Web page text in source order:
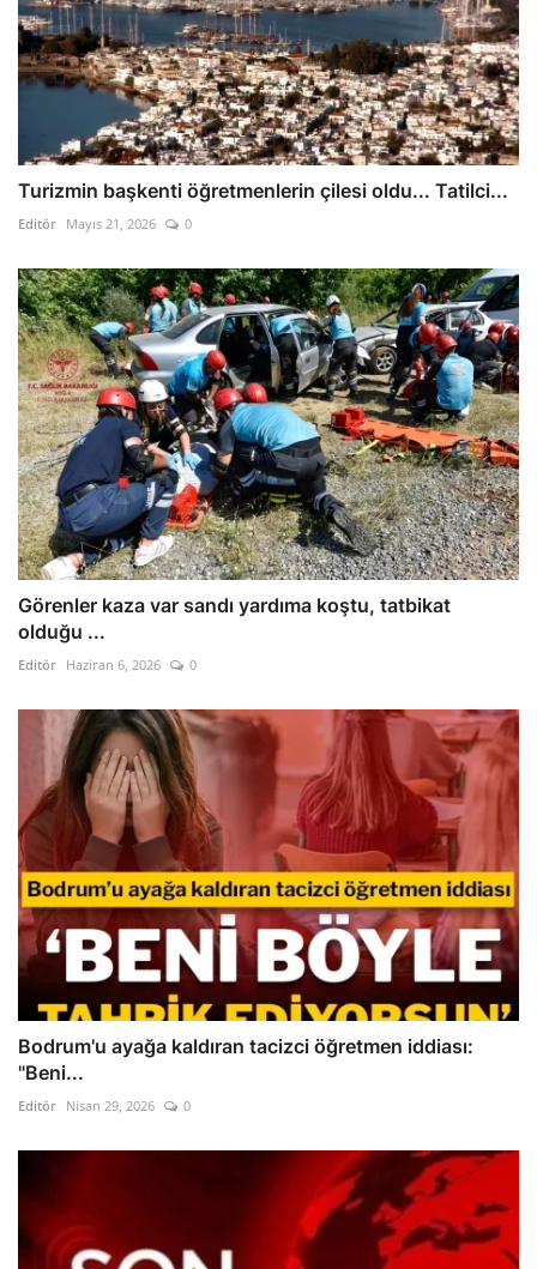
Turizmin başkenti öğretmenlerin çilesi oldu... Tatilci...
Editör Mayıs 21, 2026 0
Görenler kaza var sandı yardıma koştu, tatbikat
olduğu ...
Editör Haziran 6, 2026 0
Bodrum'u ayağa kaldıran tacizci öğretmen iddiası:
"Beni...
Editör Nisan 29, 2026 0